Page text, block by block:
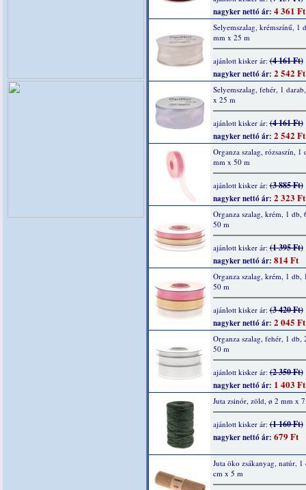
nagyker nettó ár: 4 361 Ft
Selyemszalag, krémszínű, 1
mm x 25 m
ajánlott kisker ár:(4 161 Ft)
nagyker nettó ár: 2 542 Ft
Selyemszalag, fehér, 1
x 25 m
ajánlott kisker ár:(4 161 Ft)
nagyker nettó ár: 2 542 Ft
Organza szalag, rózsaszín, 1
mm x 50 m
ajánlott kisker ár:(3 885 Ft)
nagyker nettó ár: 2 323 Ft
Organza szalag, krém, 1 db,
50 m
ajánlott kisker ár:(1 395 Ft)
nagyker nettó ár: 814 Ft
Organza szalag, krém, 1 db,
50 m
ajánlott kisker ár:(3 420 Ft)
nagyker nettó ár: 2 045 Ft
Organza szalag, fehér, 1 db,
50 m
ajánlott kisker ár:(2 350 Ft)
nagyker nettó ár: 1 403 Ft
Juta zsinór, zöld, ø 2 mm x
ajánlott kisker ár:(1 160 Ft)
nagyker nettó ár: 679 Ft
Juta öko zsákanyag, natúr, 1
cm x 5 m